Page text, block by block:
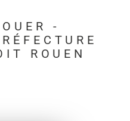
-
ROUEN